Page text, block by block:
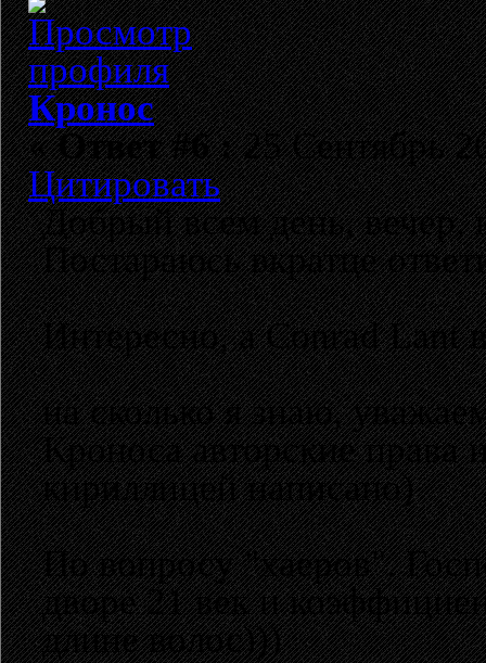
Кронос
«Ответ #6 :25 Сентябрь
Цитировать
Добрый всем день, вечер,
Постараюсь вкратце
Интересно, а Conrad Lant
на сколько я знаю,
Кроноса авторские права
кириллицей написано)
По вопросу "хаеров".
дворе 21 век и
длине волос)))